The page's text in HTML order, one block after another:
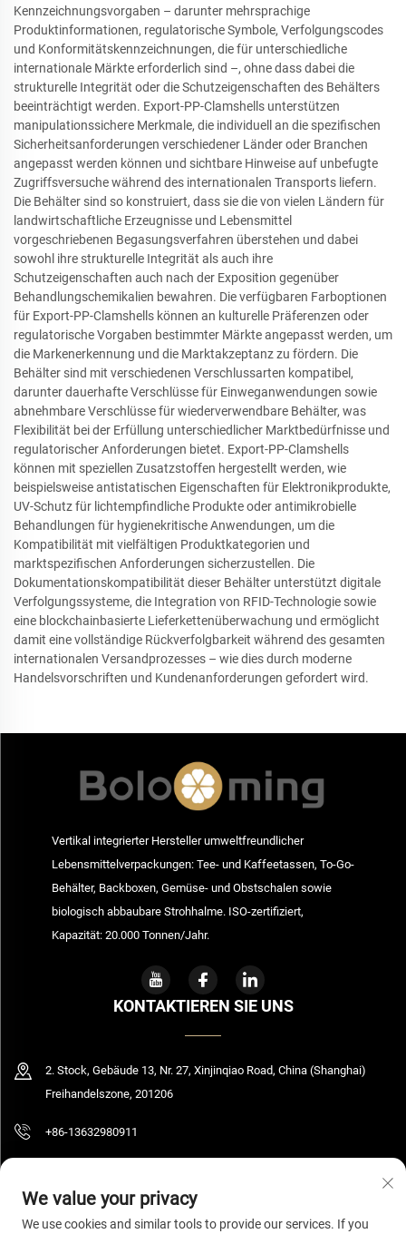
Kennzeichnungsvorgaben – darunter mehrsprachige
Produktinformationen, regulatorische Symbole, Verfolgungscodes
und Konformitätskennzeichnungen, die für unterschiedliche
internationale Märkte erforderlich sind –, ohne dass dabei die
strukturelle Integrität oder die Schutzeigenschaften des Behälters
beeinträchtigt werden. Export-PP-Clamshells unterstützen
manipulationssichere Merkmale, die individuell an die spezifischen
Sicherheitsanforderungen verschiedener Länder oder Branchen
angepasst werden können und sichtbare Hinweise auf unbefugte
Zugriffsversuche während des internationalen Transports liefern.
Die Behälter sind so konstruiert, dass sie die von vielen Ländern für
landwirtschaftliche Erzeugnisse und Lebensmittel
vorgeschriebenen Begasungsverfahren überstehen und dabei
sowohl ihre strukturelle Integrität als auch ihre
Schutzeigenschaften auch nach der Exposition gegenüber
Behandlungschemikalien bewahren. Die verfügbaren Farboptionen
für Export-PP-Clamshells können an kulturelle Präferenzen oder
regulatorische Vorgaben bestimmter Märkte angepasst werden, um
die Markenerkennung und die Marktakzeptanz zu fördern. Die
Behälter sind mit verschiedenen Verschlussarten kompatibel,
darunter dauerhafte Verschlüsse für Einweganwendungen sowie
abnehmbare Verschlüsse für wiederverwendbare Behälter, was
Flexibilität bei der Erfüllung unterschiedlicher Marktbedürfnisse und
regulatorischer Anforderungen bietet. Export-PP-Clamshells
können mit speziellen Zusatzstoffen hergestellt werden, wie
beispielsweise antistatischen Eigenschaften für Elektronikprodukte,
UV-Schutz für lichtempfindliche Produkte oder antimikrobielle
Behandlungen für hygienekritische Anwendungen, um die
Kompatibilität mit vielfältigen Produktkategorien und
marktspezifischen Anforderungen sicherzustellen. Die
Dokumentationskompatibilität dieser Behälter unterstützt digitale
Verfolgungssysteme, die Integration von RFID-Technologie sowie
eine blockchainbasierte Lieferkettenüberwachung und ermöglicht
damit eine vollständige Rückverfolgbarkeit während des gesamten
internationalen Versandprozesses – wie dies durch moderne
Handelsvorschriften und Kundenanforderungen gefordert wird.
Vertikal integrierter Hersteller umweltfreundlicher
Lebensmittelverpackungen: Tee- und Kaffeetassen, To-Go-
Behälter, Backboxen, Gemüse- und Obstschalen sowie
biologisch abbaubare Strohhalme. ISO-zertifiziert,
Kapazität: 20.000 Tonnen/Jahr.
KONTAKTIEREN SIE UNS
2. Stock, Gebäude 13, Nr. 27, Xinjinqiao Road, China (Shanghai)
Freihandelszone, 201206
+86-13632980911
We value your privacy
We use cookies and similar tools to provide our services. If you